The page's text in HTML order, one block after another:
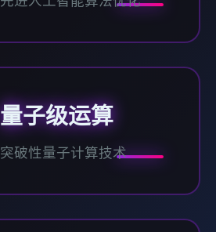
量子级运算
突破性量子计算技术